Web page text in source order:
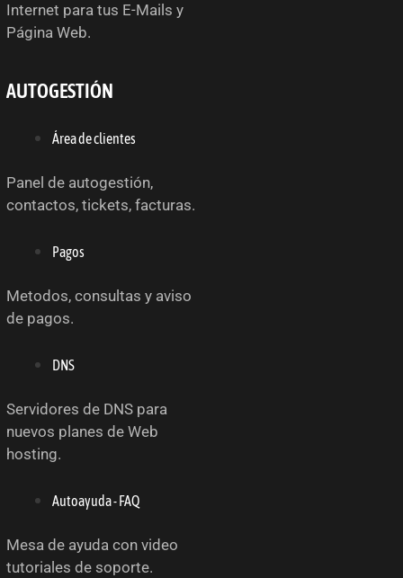
Internet para tus E-Mails y
Página Web.
AUTOGESTIÓN
Área de clientes
Panel de autogestión,
contactos, tickets, facturas.
Pagos
Metodos, consultas y aviso
de pagos.
DNS
Servidores de DNS para
nuevos planes de Web
hosting.
Autoayuda - FAQ
Mesa de ayuda con video
tutoriales de soporte.